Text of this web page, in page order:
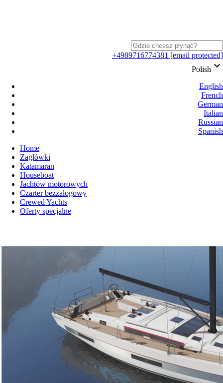
+4989716774381 [email protected]
Polish keyboard_arrow_down
English
French
German
Italian
Russian
Spanish
Home
Zagłówki
Katamaran
Houseboat
Jachtów motorowych
Czarter bezzałogowy
Crewed Yachts
Oferty specjalne